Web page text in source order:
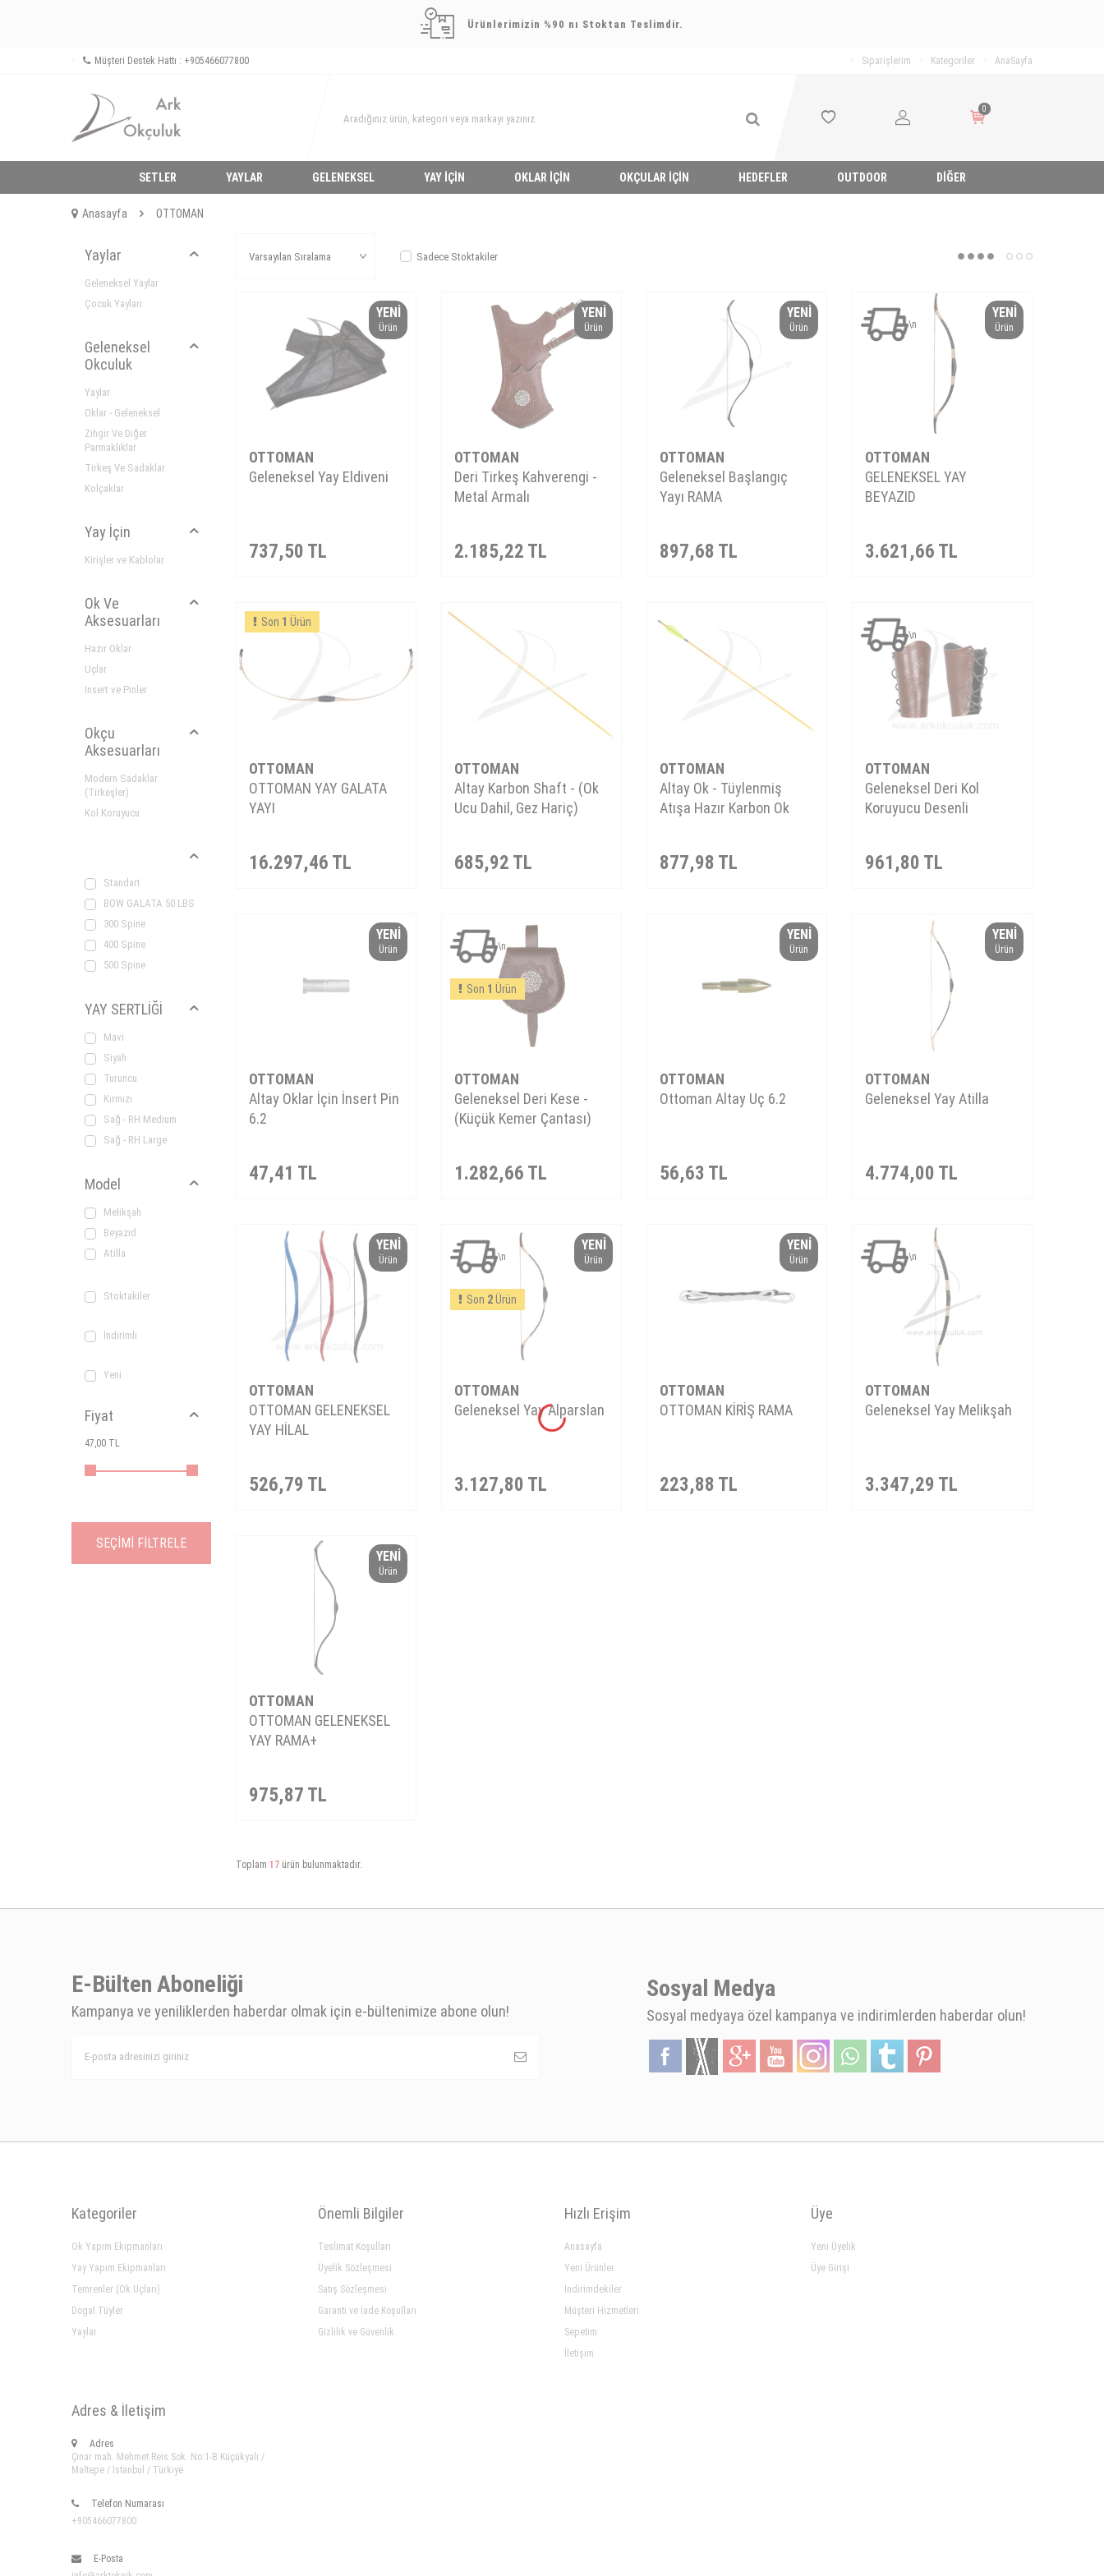
Ürünlerimizin %90 nı Stoktan Teslimdir.
Müşteri Destek Hattı : +905466077800 Siparişlerim Kategoriler AnaSayfa
0
SETLER YAYLAR GELENEKSEL YAY İÇIN OKLAR İÇIN OKÇULAR İÇIN HEDEFLER OUTDOOR DIĞER
Anasayfa OTTOMAN
Yaylar
Geleneksel Yaylar
Çocuk Yayları
Geleneksel
Okculuk
Yaylar
Oklar - Geleneksel
Zihgir Ve Diğer
Parmaklıklar
Tirkeş Ve Sadaklar
Kolçaklar
Yay İçin
Kirişler ve Kablolar
Ok Ve
Aksesuarları
Hazır Oklar
Uçlar
Insert ve Pinler
Okçu
Aksesuarları
Modern Sadaklar
(Tirkeşler)
Kol Koruyucu
Standart
BOW GALATA 50 LBS
300 Spine
400 Spine
500 Spine
YAY SERTLİĞİ
Mavi
Siyah
Turuncu
Kırmızı
Sağ - RH Medium
Sağ - RH Large
Model
Melikşah
Beyazıd
Atilla
Stoktakiler
İndirimli
Yeni
Fiyat
47,00 TL
SEÇIMI FILTRELE
Sadece Stoktakiler
YENI
Ürün
OTTOMAN
Geleneksel Yay Eldiveni
737,50 TL
YENI
Ürün
OTTOMAN
Deri Tirkeş Kahverengi -
Metal Armalı
2.185,22 TL
YENI
Ürün
OTTOMAN
Geleneksel Başlangıç
Yayı RAMA
897,68 TL
YENI
Ürün
\n
OTTOMAN
GELENEKSEL YAY
BEYAZID
3.621,66 TL
Son 1 Ürün
OTTOMAN
OTTOMAN YAY GALATA
YAYI
16.297,46 TL
OTTOMAN
Altay Karbon Shaft - (Ok
Ucu Dahil, Gez Hariç)
685,92 TL
OTTOMAN
Altay Ok - Tüylenmiş
Atışa Hazır Karbon Ok
877,98 TL
\n
OTTOMAN
Geleneksel Deri Kol
Koruyucu Desenli
961,80 TL
YENI
Ürün
OTTOMAN
Altay Oklar İçin İnsert Pin
6.2
47,41 TL
\n
Son 1 Ürün
OTTOMAN
Geleneksel Deri Kese -
(Küçük Kemer Çantası)
1.282,66 TL
YENI
Ürün
OTTOMAN
Ottoman Altay Uç 6.2
56,63 TL
YENI
Ürün
OTTOMAN
Geleneksel Yay Atilla
4.774,00 TL
YENI
Ürün
OTTOMAN
OTTOMAN GELENEKSEL
YAY HİLAL
526,79 TL
YENI
Ürün
\n
Son 2Ürün
OTTOMAN
Geleneksel Yay Alparslan
3.127,80 TL
YENI
Ürün
OTTOMAN
OTTOMAN KİRİŞ RAMA
223,88 TL
\n
OTTOMAN
Geleneksel Yay Melikşah
3.347,29 TL
YENI
Ürün
OTTOMAN
OTTOMAN GELENEKSEL
YAY RAMA+
975,87 TL
Toplam 17 ürün bulunmaktadır.
E-Bülten Aboneliği
Kampanya ve yeniliklerden haberdar olmak için e-bültenimize abone olun!
Sosyal Medya
Sosyal medyaya özel kampanya ve indirimlerden haberdar olun!
Kategoriler
Ok Yapım Ekipmanları
Yay Yapım Ekipmanları
Temrenler (Ok Uçları)
Dogal Tüyler
Yaylar
Önemli Bilgiler
Teslimat Koşulları
Üyelik Sözleşmesi
Satış Sözleşmesi
Garanti ve İade Koşulları
Gizlilik ve Güvenlik
Hızlı Erişim
Anasayfa
Yeni Ürünler
İndirimdekiler
Müşteri Hizmetleri
Sepetim
İletişim
Üye
Yeni Üyelik
Üye Girişi
Adres & İletişim
Adres
Çınar mah. Mehmet Reis Sok. No:1-B Küçükyalı /
Maltepe / Istanbul / Türkiye
Telefon Numarası
+905466077800
E-Posta